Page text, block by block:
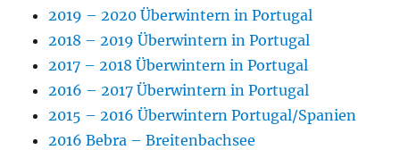
2019 – 2020 Überwintern in Portugal
2018 – 2019 Überwintern in Portugal
2017 – 2018 Überwintern in Portugal
2016 – 2017 Überwintern in Portugal
2015 – 2016 Überwintern Portugal/Spanien
2016 Bebra – Breitenbachsee